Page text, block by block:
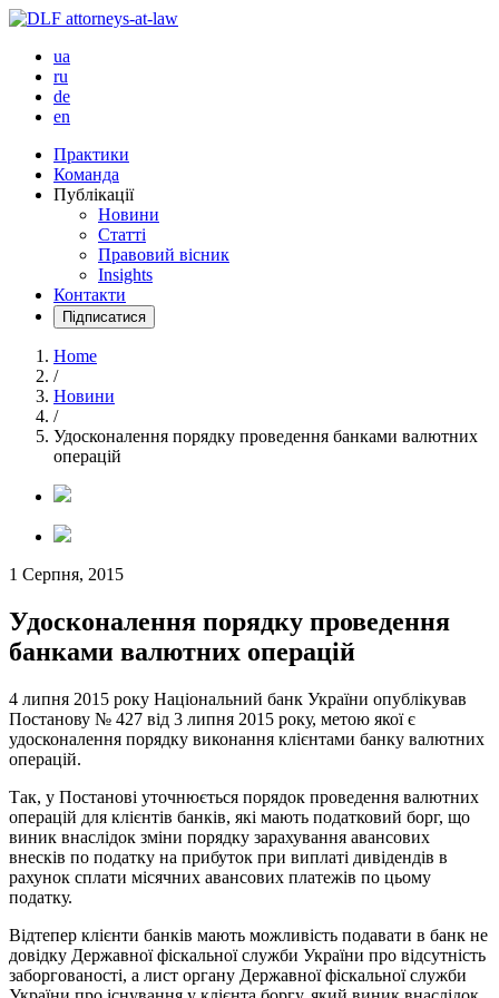
ua
ru
de
en
Практики
Команда
Публікації
Новини
Статті
Правовий вісник
Insights
Контакти
Підписатися
Home
/
Новини
/
Удосконалення порядку проведення банками валютних
операцій
1 Серпня, 2015
Удосконалення порядку проведення
банками валютних операцій
4 липня 2015 року Національний банк України опублікував
Постанову № 427 від 3 липня 2015 року, метою якої є
удосконалення порядку виконання клієнтами банку валютних
операцій.
Так, у Постанові уточнюється порядок проведення валютних
операцій для клієнтів банків, які мають податковий борг, що
виник внаслідок зміни порядку зарахування авансових
внесків по податку на прибуток при виплаті дивідендів в
рахунок сплати місячних авансових платежів по цьому
податку.
Відтепер клієнти банків мають можливість подавати в банк не
довідку Державної фіскальної служби України про відсутність
заборгованості, а лист органу Державної фіскальної служби